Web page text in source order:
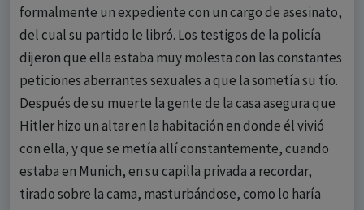
formalmente un expediente con un cargo de asesinato,
del cual su partido le libró. Los testigos de la policía
dijeron que ella estaba muy molesta con las constantes
peticiones aberrantes sexuales a que la sometía su tío.
Después de su muerte la gente de la casa asegura que
Hitler hizo un altar en la habitación en donde él vivió
con ella, y que se metía allí constantemente, cuando
estaba en Munich, en su capilla privada a recordar,
tirado sobre la cama, masturbándose, como lo haría